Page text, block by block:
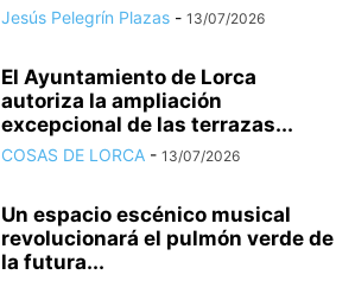
Jesús Pelegrín Plazas - 13/07/2026
El Ayuntamiento de Lorca
autoriza la ampliación
excepcional de las terrazas...
COSAS DE LORCA - 13/07/2026
Un espacio escénico musical
revolucionará el pulmón verde de
la futura...